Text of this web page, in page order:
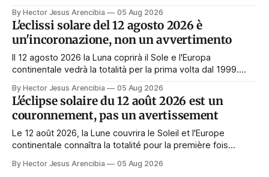
Tag nichts zu tun. Das Symbol sagt das Gegenteil: Die
Korona zeigt sich nur, wenn das Gesicht verdeckt ist.
By Hector Jesus Arencibia 05 Aug 2026
L'eclissi solare del 12 agosto 2026 è
un'incoronazione, non un avvertimento
Il 12 agosto 2026 la Luna coprirà il Sole e l'Europa
continentale vedrà la totalità per la prima volta dal 1999.
astenersi quel giorno. Il simbolismo dice il contrario: la
corona appare solo quando il volto viene nascosto.
By Hector Jesus Arencibia 05 Aug 2026
L'éclipse solaire du 12 août 2026 est un
couronnement, pas un avertissement
Le 12 août 2026, la Lune couvrira le Soleil et l'Europe
continentale connaîtra la totalité pour la première fois
conseillent de s'abstenir ce jour-là. Le symbolisme dit
By Hector Jesus Arencibia 05 Aug 2026